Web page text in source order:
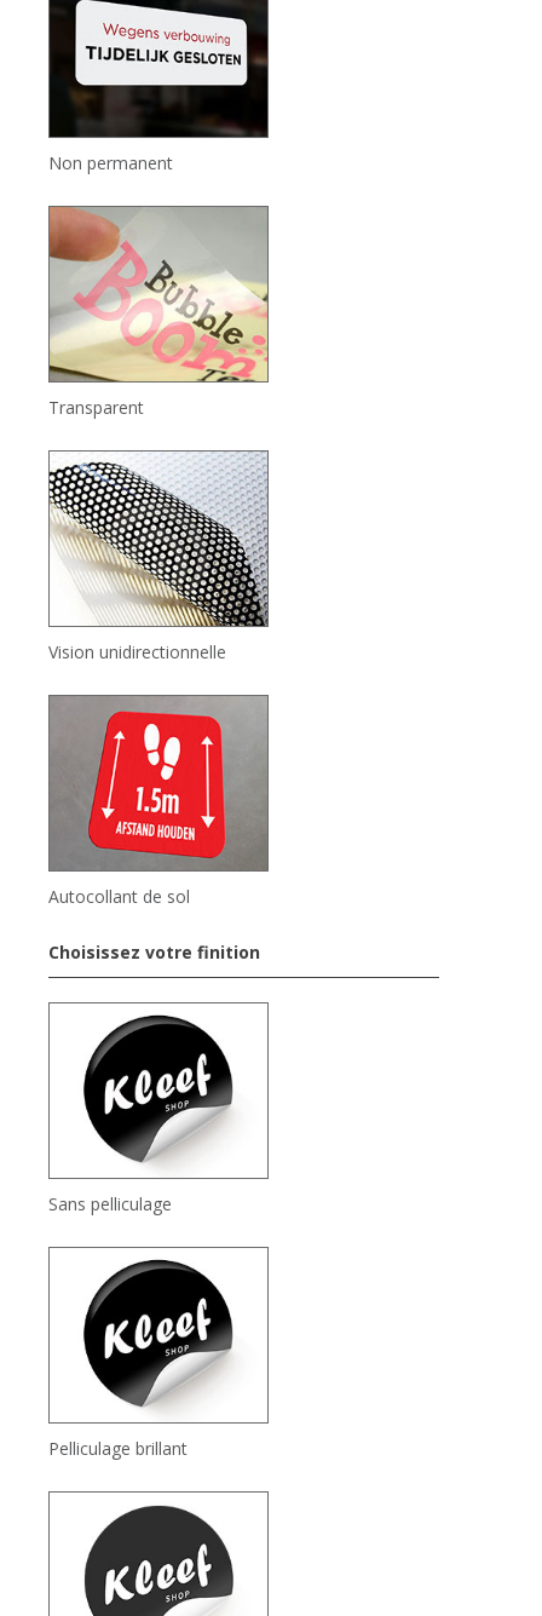
Non permanent
Transparent
Vision unidirectionnelle
Autocollant de sol
Choisissez votre finition
Sans pelliculage
Pelliculage brillant